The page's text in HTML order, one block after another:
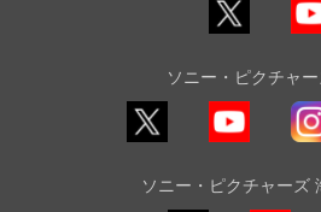
ソニー・ピクチャ
ソニー・ピクチャーズ